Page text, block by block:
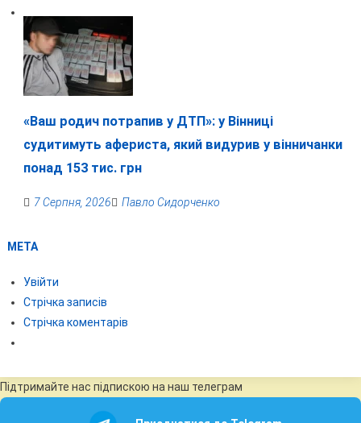
«Ваш родич потрапив у ДТП»: у Вінниці
судитимуть афериста, який видурив у вінничанки
понад 153 тис. грн
7 Серпня, 2026 Павло Сидорченко
МЕТА
Увійти
Стрічка записів
Стрічка коментарів
Підтримайте нас підпискою на наш телеграм